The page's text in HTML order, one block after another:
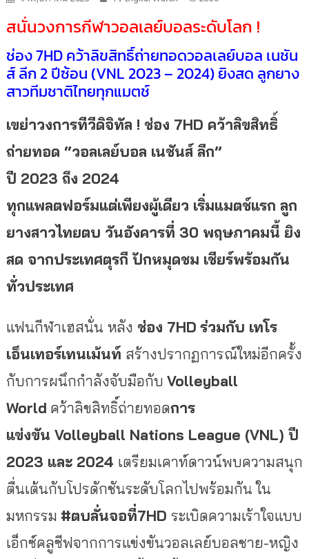
สนั่นวงการกีฬาวอลเลย์บอลระดับโลก !
ช่อง 7HD คว้าลิขสิทธิ์ถ่ายทอดวอลเลย์บอล เนชัน
ส์ ลีก 2 ปีซ้อน (VNL 2023 – 2024) ยิงสด ลูกยาง
สาวทีมชาติไทยทุกแมตช์
เขย่าวงการทีวีดิจิทัล ! ช่อง 7HD คว้าลิขสิทธิ์
ถ่ายทอด “วอลเลย์บอล เนชันส์ ลีก”
ปี 2023 ถึง 2024
ทุกแพลตฟอร์มแต่เพียงผู้เดียว เริ่มแมตช์แรก ลูก
ยางสาวไทยตบ วันอังคารที่ 30 พฤษภาคมนี้ ยิง
สด จากประเทศตุรกี ปักหมุดชม เชียร์พร้อมกัน
ทั่วประเทศ
แฟนกีฬาเฮสนั่น หลัง ช่อง 7HD ร่วมกับ เทโร
เอ็นเทอร์เทนเม้นท์ สร้างปรากฏการณ์ใหม่อีกครั้ง
กับการผนึกกำลังจับมือกับ Volleyball
World คว้าลิขสิทธิ์ถ่ายทอดการ
แข่งขัน Volleyball Nations League (VNL) ปี
2023 และ 2024 เตรียมเคาท์ดาวน์พบความสนุก
ตื่นเต้นกับโปรดักชันระดับโลกไปพร้อมกัน ใน
มหกรรม #ตบลั่นจอที่7HD ระเบิดความเร้าใจแบบ
เอ็กซ์คลูซีฟจากการแข่งขันวอลเลย์บอลชาย-หญิง